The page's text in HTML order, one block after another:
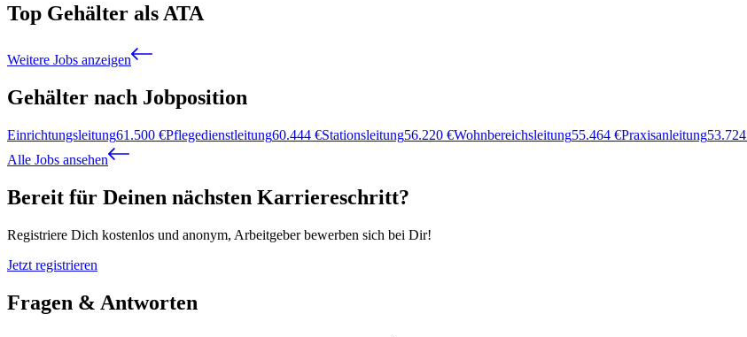
Top Gehälter als ATA
Weitere Jobs anzeigen
Gehälter nach Jobposition
Einrichtungsleitung61.500 €Pflegedienstleitung60.444 €Stationsleitung56.220 €Wohnbereichsleitung55.464 €Praxisanleitung53.724
Alle Jobs ansehen
Bereit für Deinen nächsten Karriereschritt?
Registriere Dich kostenlos und anonym, Arbeitgeber bewerben sich bei Dir!
Jetzt registrieren
Fragen & Antworten